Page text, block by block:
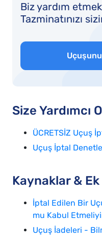
Biz yardım
Tazminatınızı
Size Yardımcı
ÜCRETSİZ Uçuş
Uçuş İptal
Kaynaklar &
İptal Edilen Bir
mu Kabul
Uçuş İadeleri -